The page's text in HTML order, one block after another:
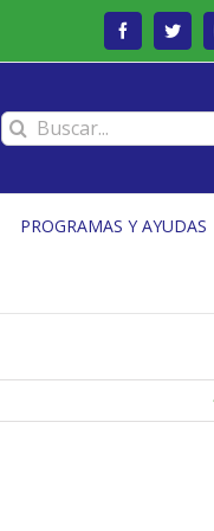
Facebook
Buscar:
PROGRAMAS Y AYUDAS